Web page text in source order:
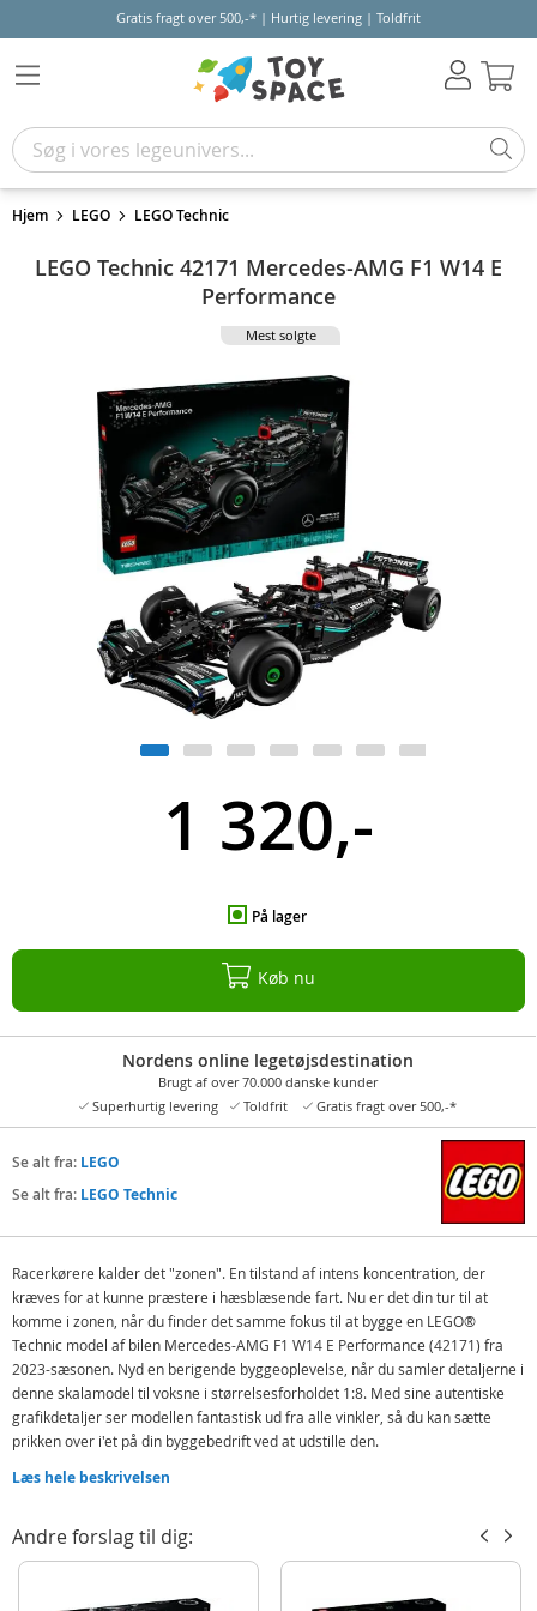
Gratis fragt over 500,-* | Hurtig levering | Toldfrit
Hjem LEGO LEGO Technic
LEGO Technic 42171 Mercedes-AMG F1 W14 E
Performance
Mest solgte
1 320,-
På lager
Køb nu
Nordens online legetøjsdestination
Brugt af over 70.000 danske kunder
Superhurtig levering
Toldfrit Gratis fragt over 500,-*
Se alt fra: LEGO
Se alt fra: LEGO Technic
Racerkørere kalder det "zonen". En tilstand af intens koncentration, der
kræves for at kunne præstere i hæsblæsende fart. Nu er det din tur til at
komme i zonen, når du finder det samme fokus til at bygge en LEGO®
Technic model af bilen Mercedes-AMG F1 W14 E Performance (42171) fra
2023-sæsonen. Nyd en berigende byggeoplevelse, når du samler detaljerne i
denne skalamodel til voksne i størrelsesforholdet 1:8. Med sine autentiske
grafikdetaljer ser modellen fantastisk ud fra alle vinkler, så du kan sætte
prikken over i'et på din byggebedrift ved at udstille den.
Funktionerne omfatter styring ved hjælp af rattet eller med grebet oven på
en vinge, der kan åbnes og er inspireret af den virkelige bils DRS.
Byggesættet med en Mercedes F1-modelbil til voksne vil være en
fremragende gaveidé til racerfans, der elsker cool LEGO sæt.
Læs hele beskrivelsen
Andre forslag til dig: